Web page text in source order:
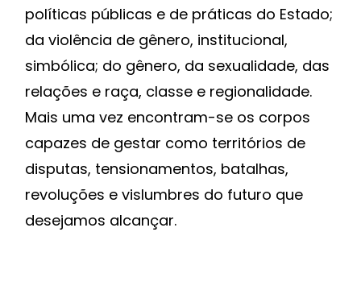
políticas públicas e de práticas do Estado;
da violência de gênero, institucional,
simbólica; do gênero, da sexualidade, das
relações e raça, classe e regionalidade.
Mais uma vez encontram-se os corpos
capazes de gestar como territórios de
disputas, tensionamentos, batalhas,
revoluções e vislumbres do futuro que
desejamos alcançar.